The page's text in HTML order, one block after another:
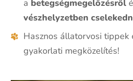
a betegségmegelőzésről
vészhelyzetben
Hasznos állatorvosi tippek
gyakorlati megközelítés!